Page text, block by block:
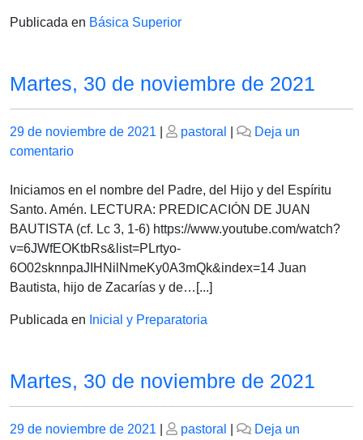
Publicada en Básica Superior
Martes, 30 de noviembre de 2021
Publicado
el
29 de noviembre de 2021
Publicado
pastoral
Deja un
comentarioen
30
de
noviembre
de
2021
Iniciamos en el nombre del Padre, del Hijo y del Espíritu
Santo. Amén. LECTURA: PREDICACIÓN DE JUAN
BAUTISTA (cf. Lc 3, 1-6) https://www.youtube.com/watch?
v=6JWfEOKtbRs&list=PLrtyo-
6O02sknnpaJIHNilNmeKy0A3mQk&index=14 Juan
Bautista, hijo de Zacarías y de…[...]
Publicada en Inicial y Preparatoria
Martes, 30 de noviembre de 2021
Publicado
29 de noviembre de 2021
Publicado
pastoral
Deja un